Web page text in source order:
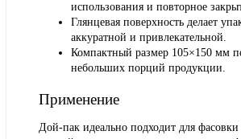
использования и повторное
Глянцевая поверхность делает
аккуратной и привлекательной.
Компактный размер 105×150 мм
небольших порций продукции.
Применение
Дой-пак идеально подходит для фасовки